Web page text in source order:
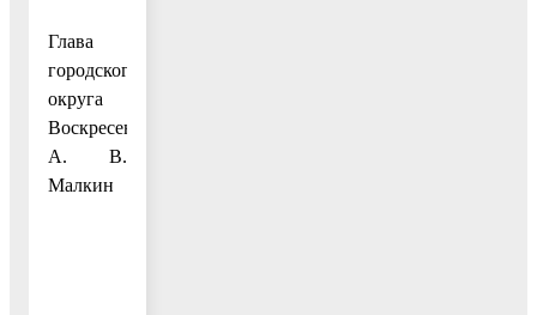
Глава
городского
округа
Воскресенск
А. В.
Малкин